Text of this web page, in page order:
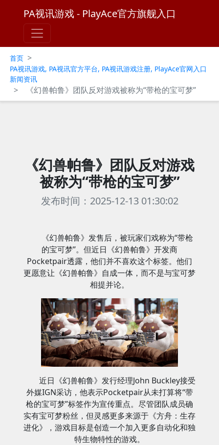
PA视讯游戏 - PlayAce官方旗舰入口
首页 >
PA视讯游戏, PA视讯官方平台, PA视讯游戏注册, PlayAce官网入口
新闻资讯
> 《幻兽帕鲁》团队反对游戏被称为“带枪的宝可梦”
《幻兽帕鲁》团队反对游戏
被称为“带枪的宝可梦”
发布时间：2025-12-13 01:30:02
《幻兽帕鲁》发售后，被玩家们戏称为“带枪
的宝可梦”。但近日《幻兽帕鲁》开发商
Pocketpair透露，他们并不喜欢这个标签。他们
更愿意让《幻兽帕鲁》自成一体，而不是与宝可梦
相提并论。
近日《幻兽帕鲁》发行经理John Buckley接受
外媒IGN采访，他表示Pocketpair从未打算将“带
枪的宝可梦”标签作为宣传重点。尽管团队成员确
实有宝可梦粉丝，但灵感更多来源于《方舟：生存
进化》，游戏目标是创造一个加入更多自动化和独
特生物特性的游戏。